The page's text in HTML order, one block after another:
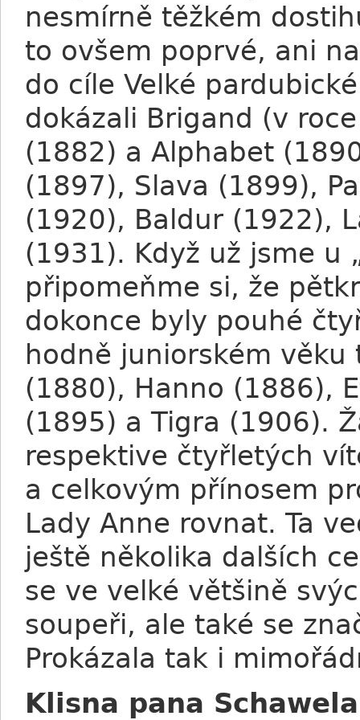
nesmírně těžkém
to ovšem poprvé, ani
do cíle Velké
dokázali Brigand (v
(1882) a Alphabet
(1897), Slava (1899),
(1920), Baldur (1922),
(1931). Když už jsme u
připomeňme si, že
dokonce byly pouhé
hodně juniorském věku
(1880), Hanno (1886),
(1895) a Tigra (1906).
respektive čtyřletých
a celkovým přínosem
Lady Anne rovnat. Ta
ještě několika dalších
se ve velké většině
soupeři, ale také se
Prokázala tak i
Klisna pana Schawela